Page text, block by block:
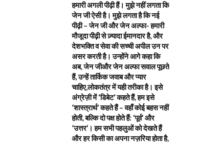
हमारी अगली पीढ़ी हैं। मुझे नहीं लगता कि
जेन जी ऐसी है। मुझे लगता है कि नई
पीढ़ी – जेन जी और जेन अल्फा- हमारी
मौजूदा पीढ़ी से ज़्यादा ईमानदार है, और
देशभक्ति व सेवा की सच्ची अपील उन पर
असर करती है। उन्होंने आगे कहा कि
अब, जेन जीऔर जेन अल्फा सवाल पूछते
हैं, उन्हें तार्किक जवाब और प्यार
चाहिए,लोकतंत्र में यही तरीका है। इसे
अंग्रेज़ी में ‘डिबेट’ कहते हैं, हम इसे
‘शास्त्रार्थ’ कहते हैं – वहाँ कोई बहस नहीं
होती, बल्कि दो पक्ष होते हैं: ‘पूर्व’ और
‘उत्तर’। हम सभी पहलुओं को देखते हैं
और हर किसी का अपना नज़रिया होता है,